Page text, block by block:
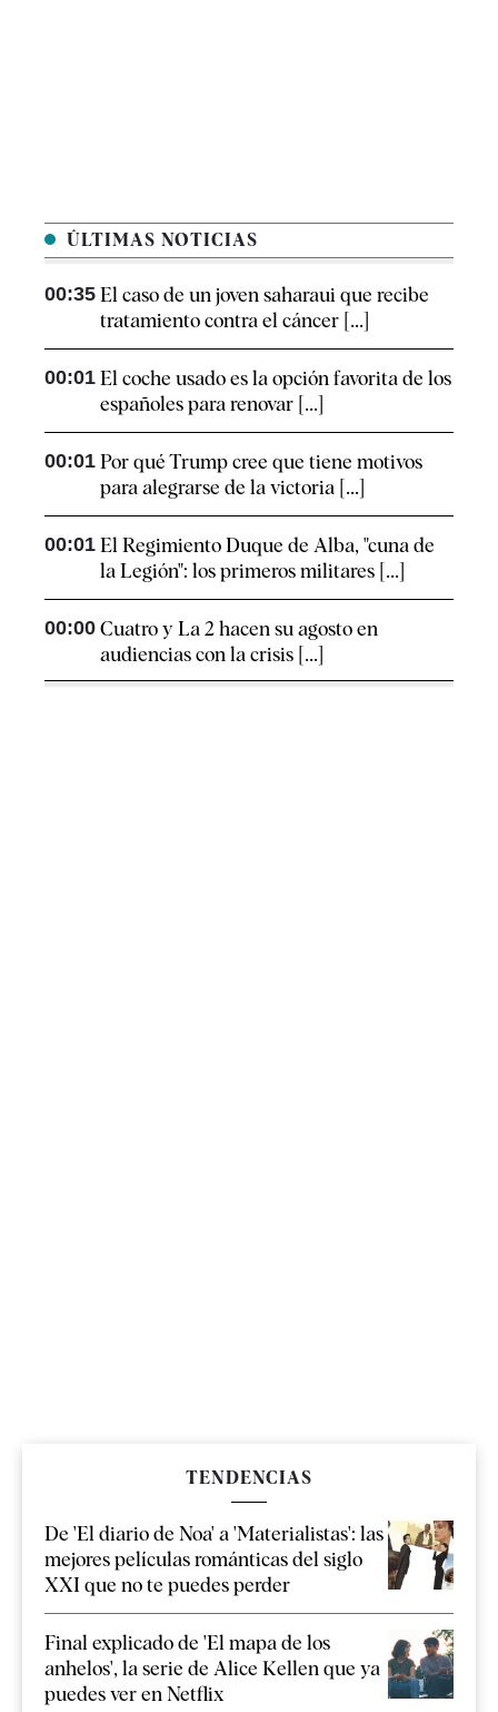
ÚLTIMAS NOTICIAS
00:35 El caso de un joven saharaui que recibe
tratamiento contra el cáncer [...]
00:01 El coche usado es la opción favorita de los
españoles para renovar [...]
00:01 Por qué Trump cree que tiene motivos
para alegrarse de la victoria [...]
00:01 El Regimiento Duque de Alba, "cuna de
la Legión": los primeros militares [...]
00:00 Cuatro y La 2 hacen su agosto en
audiencias con la crisis [...]
TENDENCIAS
De 'El diario de Noa' a 'Materialistas': las
mejores películas románticas del siglo
XXI que no te puedes perder
Final explicado de 'El mapa de los
anhelos', la serie de Alice Kellen que ya
puedes ver en Netflix